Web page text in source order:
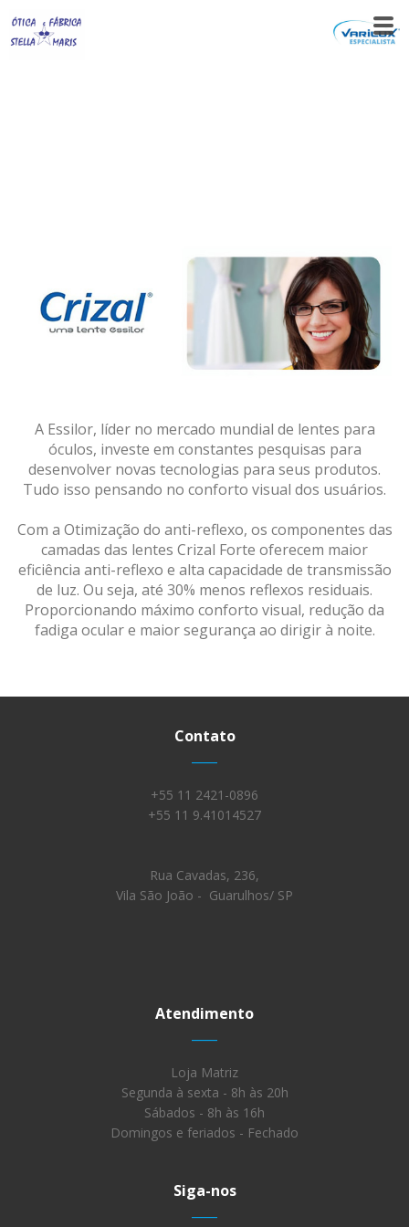
A Essilor, líder no mercado mundial de lentes para
óculos, investe em constantes pesquisas para
desenvolver novas tecnologias para seus produtos.
Tudo isso pensando no conforto visual dos usuários.
Com a Otimização do anti-reflexo, os componentes das
camadas das lentes Crizal Forte oferecem maior
eficiência anti-reflexo e alta capacidade de transmissão
de luz. Ou seja, até 30% menos reflexos residuais.
Proporcionando máximo conforto visual, redução da
fadiga ocular e maior segurança ao dirigir à noite.
Contato
+55 11 2421-0896
+55 11 9.41014527
Rua Cavadas, 236,
Vila São João - Guarulhos/ SP
Atendimento
Loja Matriz
Segunda à sexta - 8h às 20h
Sábados - 8h às 16h
Domingos e feriados - Fechado
Siga-nos